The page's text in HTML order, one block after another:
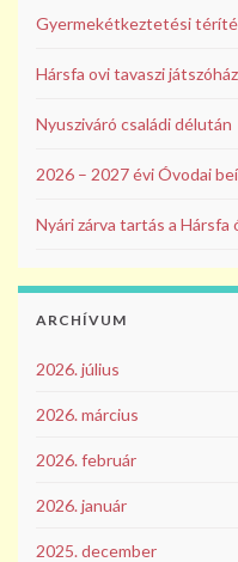
Gyermekétkeztetési
Hársfa ovi tavaszi
Nyusziváró családi délután
2026 – 2027 évi Óvodai
Nyári zárva tartás a Hársfa
ARCHÍVUM
2026. július
2026. március
2026. február
2026. január
2025. december